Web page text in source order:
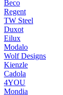
Beco
Regent
TW Steel
Duxot
Eilux
Modalo
Wolf Designs
Kienzle
Cadola
4YOU
Mondia